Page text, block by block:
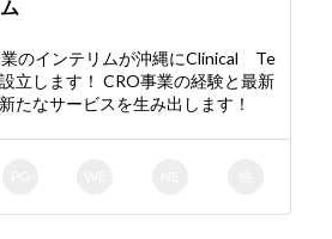
のインテリムが沖縄にClinical Te
立します！ CRO事業の経験と最新
たなサービスを生み出します！